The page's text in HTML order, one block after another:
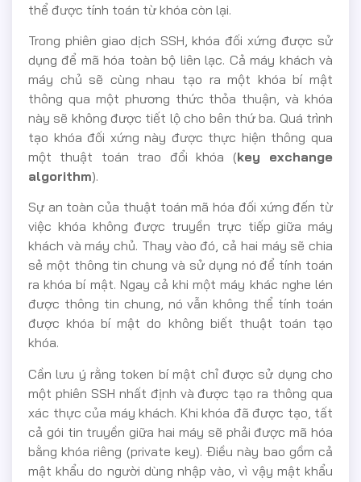
thể được tính toán từ khóa còn lại.
Trong phiên giao dịch SSH, khóa đối xứng được sử
dụng để mã hóa toàn bộ liên lạc. Cả máy khách và
máy chủ sẽ cùng nhau tạo ra một khóa bí mật
thông qua một phương thức thỏa thuận, và khóa
này sẽ không được tiết lộ cho bên thứ ba. Quá trình
tạo khóa đối xứng này được thực hiện thông qua
một thuật toán trao đổi khóa (key exchange
algorithm).
Sự an toàn của thuật toán mã hóa đối xứng đến từ
việc khóa không được truyền trực tiếp giữa máy
khách và máy chủ. Thay vào đó, cả hai máy sẽ chia
sẻ một thông tin chung và sử dụng nó để tính toán
ra khóa bí mật. Ngay cả khi một máy khác nghe lén
được thông tin chung, nó vẫn không thể tính toán
được khóa bí mật do không biết thuật toán tạo
khóa.
Cần lưu ý rằng token bí mật chỉ được sử dụng cho
một phiên SSH nhất định và được tạo ra thông qua
xác thực của máy khách. Khi khóa đã được tạo, tất
cả gói tin truyền giữa hai máy sẽ phải được mã hóa
bằng khóa riêng (private key). Điều này bao gồm cả
mật khẩu do người dùng nhập vào, vì vậy mật khẩu